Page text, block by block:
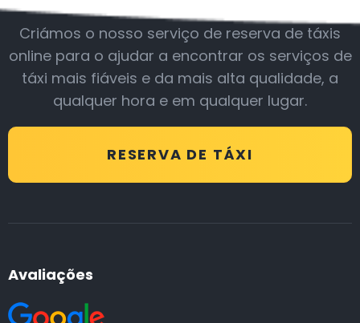
Criámos o nosso serviço de reserva de táxis
online para o ajudar a encontrar os serviços de
táxi mais fiáveis e da mais alta qualidade, a
qualquer hora e em qualquer lugar.
RESERVA DE TÁXI
Avaliações